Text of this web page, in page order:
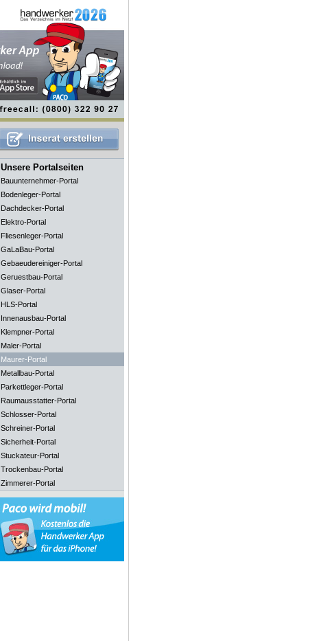
Unsere Portalseiten
Bauunternehmer-Portal
Bodenleger-Portal
Dachdecker-Portal
Elektro-Portal
Fliesenleger-Portal
GaLaBau-Portal
Gebaeudereiniger-Portal
Geruestbau-Portal
Glaser-Portal
HLS-Portal
Innenausbau-Portal
Klempner-Portal
Maler-Portal
Maurer-Portal
Metallbau-Portal
Parkettleger-Portal
Raumausstatter-Portal
Schlosser-Portal
Schreiner-Portal
Sicherheit-Portal
Stuckateur-Portal
Trockenbau-Portal
Zimmerer-Portal